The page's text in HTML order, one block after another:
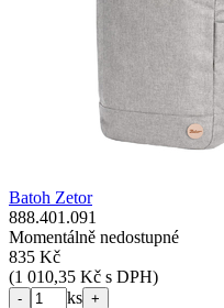
Batoh Zetor
888.401.091
Momentálně nedostupné
835 Kč
(1 010,35 Kč s DPH)
- ks +